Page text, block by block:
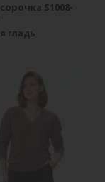
S1008-
гладь